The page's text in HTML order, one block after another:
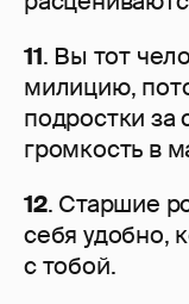
11. Вы тот
милицию,
подростки за
громкость в
12. Старшие
себя удобно,
с тобой.